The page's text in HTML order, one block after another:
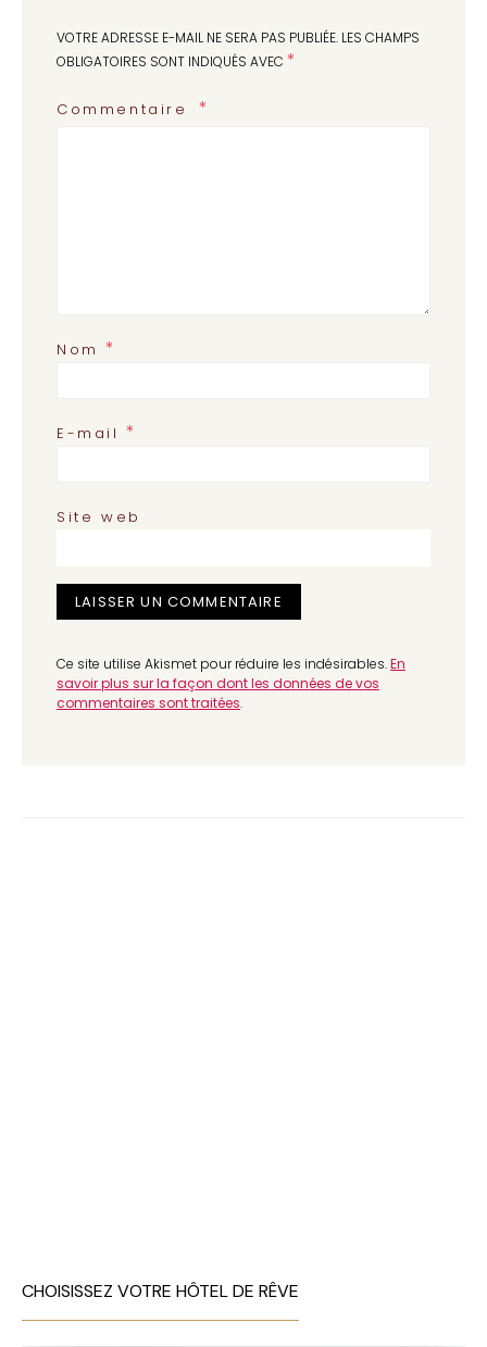
VOTRE ADRESSE E-MAIL NE SERA PAS PUBLIÉE. LES CHAMPS
OBLIGATOIRES SONT INDIQUÉS AVEC *
Commentaire
Nom*
E-mail*
Site web
Ce site utilise Akismet pour réduire les indésirables.En
savoir plus sur la façon dont les données de vos
commentaires sont traitées.
CHOISISSEZ VOTRE HÔTEL DE RÊVE